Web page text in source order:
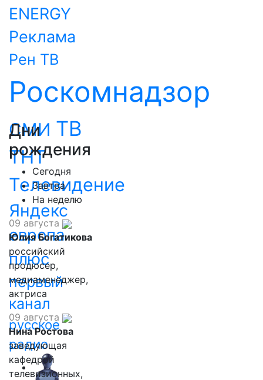
ENERGY
Реклама
Рен ТВ
Роскомнадзор
СМИ ТВ
ТНТ
Телевидение
Яндекс
европа
плюс
первый
канал
русское
радио
Дни
рождения
Сегодня
Завтра
На неделю
09 августа
Юлия Богатикова
российский
продюсер,
медиаменеджер,
актриса
09 августа
Нина Ростова
заведующая
кафедрой
телевизионных,